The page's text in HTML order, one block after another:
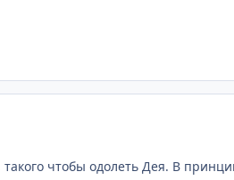
чтобы одолеть Дея. В